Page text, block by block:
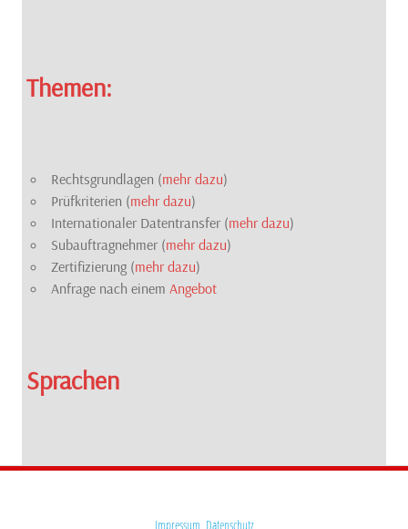
Themen:
Rechtsgrundlagen (mehr dazu)
Prüfkriterien (mehr dazu)
Internationaler Datentransfer (mehr dazu)
Subauftragnehmer (mehr dazu)
Zertifizierung (mehr dazu)
Anfrage nach einem Angebot
Sprachen
Impressum Datenschutz